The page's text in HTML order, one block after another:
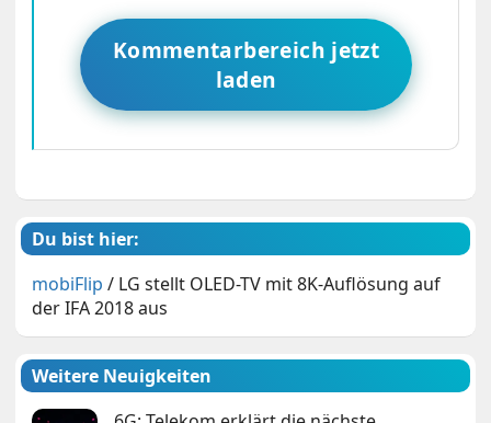
Kommentarbereich jetzt
laden
Du bist hier:
mobiFlip / LG stellt OLED-TV mit 8K-Auflösung auf
der IFA 2018 aus
Weitere Neuigkeiten